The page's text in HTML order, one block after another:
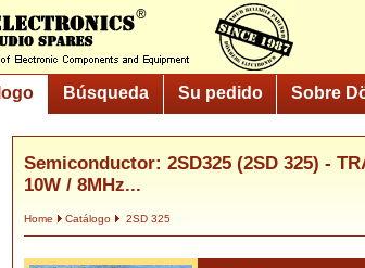
Búsqueda Su pedido Sobre
Semiconductor: 2SD325 (2SD 325) -
10W / 8MHz...
Home Catálogo 2SD 325